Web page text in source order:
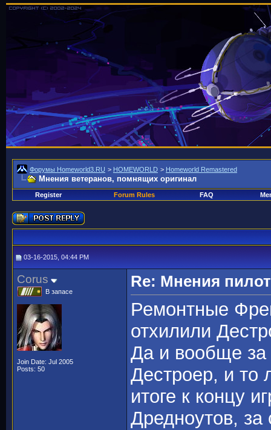
Форумы Homeworld3.RU > HOMEWORLD > Homeworld Remastered
Мнения ветеранов, помнящих оригинал
Register Forum Rules FAQ
03-16-2015, 04:44 PM
Corus
В запасе
Join Date: Jul 2005
Posts: 50
Re: Мнения
Ремонтные
отхилили
Да и вообще за
Дестроер, и то
итоге к концу
Дредноутов, за